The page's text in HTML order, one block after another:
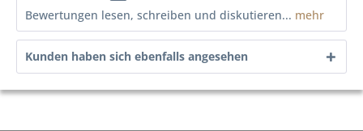
Bewertungen lesen, schreiben und diskutieren... mehr
Kunden haben sich ebenfalls angesehen